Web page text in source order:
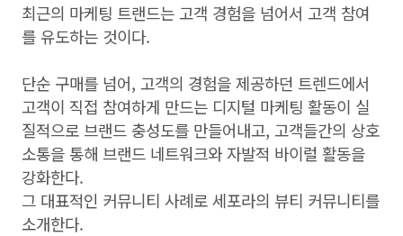
최근의 마케팅 트랜드는 고객 경험을 넘어서 고객 참여
를 유도하는 것이다.
단순 구매를 넘어, 고객의 경험을 제공하던 트렌드에서
고객이 직접 참여하게 만드는 디지털 마케팅 활동이 실
질적으로 브랜드 충성도를 만들어내고, 고객들간의 상호
소통을 통해 브랜드 네트워크와 자발적 바이럴 활동을
강화한다.
그 대표적인 커뮤니티 사례로 세포라의 뷰티 커뮤니티를
소개한다.